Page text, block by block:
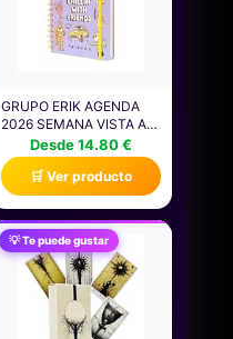
GRUPO ERIK AGENDA
2026 SEMANA VISTA A5
FRIENDS - AGENDA
SEMANAL ANUAL CON
ANILLAS - INCLUYE
PEGATINAS,
MARCAPÁGINAS,
ILUSTRACIONES Y
PLANIFICADOR
MENSUAL
Desde 14.80 €
🛒 Ver producto
💡 Te puede gustar